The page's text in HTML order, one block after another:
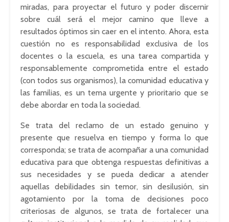
miradas, para proyectar el futuro y poder discernir
sobre cuál será el mejor camino que lleve a
resultados óptimos sin caer en el intento. Ahora, esta
cuestión no es responsabilidad exclusiva de los
docentes o la escuela, es una tarea compartida y
responsablemente comprometida entre el estado
(con todos sus organismos), la comunidad educativa y
las familias, es un tema urgente y prioritario que se
debe abordar en toda la sociedad.
Se trata del reclamo de un estado genuino y
presente que resuelva en tiempo y forma lo que
corresponda; se trata de acompañar a una comunidad
educativa para que obtenga respuestas definitivas a
sus necesidades y se pueda dedicar a atender
aquellas debilidades sin temor, sin desilusión, sin
agotamiento por la toma de decisiones poco
criteriosas de algunos, se trata de fortalecer una